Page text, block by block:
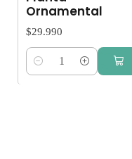
Ornamental
$29.990
Cantidad